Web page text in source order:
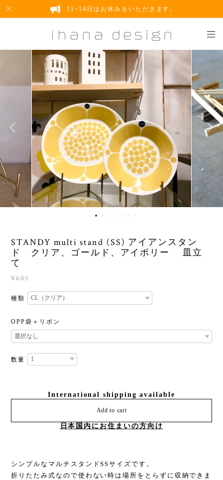
11~14日はお休みをいただきます。
STANDY multi stand (SS) アイアンスタン
ド クリア、ゴールド、アイボリー 皿立
て
¥605
種類
OPP袋＋リボン
数量
International shipping available
Add to cart
日本国内にお住まいの方向け
シンプルなマルチスタンドSSサイズです。
折りたたみ式なので使わない時は場所をとらずに収納できま